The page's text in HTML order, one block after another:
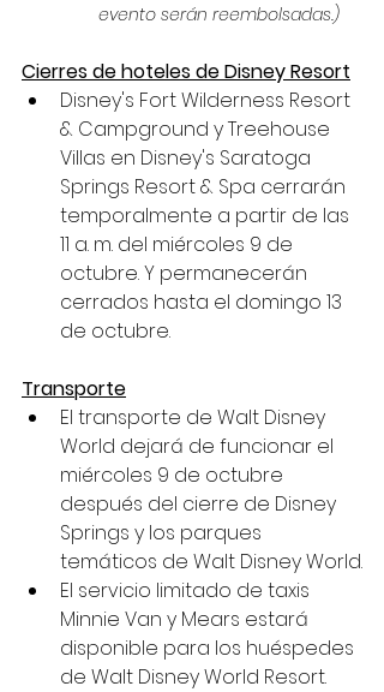
evento serán reembolsadas.)
Cierres de hoteles de Disney Resort
Disney's Fort Wilderness Resort
& Campground y Treehouse
Villas en Disney's Saratoga
Springs Resort & Spa cerrarán
temporalmente a partir de las
11 a. m. del miércoles 9 de
octubre. Y permanecerán
cerrados hasta el domingo 13
de octubre.
Transporte
El transporte de Walt Disney
World dejará de funcionar el
miércoles 9 de octubre
después del cierre de Disney
Springs y los parques
temáticos de Walt Disney World.
El servicio limitado de taxis
Minnie Van y Mears estará
disponible para los huéspedes
de Walt Disney World Resort.